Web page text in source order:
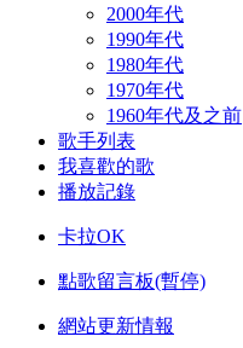
2000年代
1990年代
1980年代
1970年代
1960年代及之前
歌手列表
我喜歡的歌
播放記錄
卡拉OK
點歌留言板(暫停)
網站更新情報